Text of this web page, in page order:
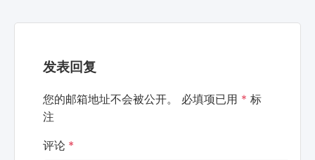
发表回复
您的邮箱地址不会被公开。 必填项已用 * 标
注
评论 *